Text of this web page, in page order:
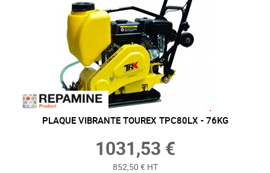
PLAQUE VIBRANTE TOUREX TPC80LX - 76KG
1031,53 €
852,50 € HT